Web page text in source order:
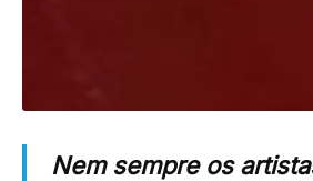
Nem sempre os